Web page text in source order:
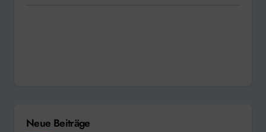
Neue Beiträge